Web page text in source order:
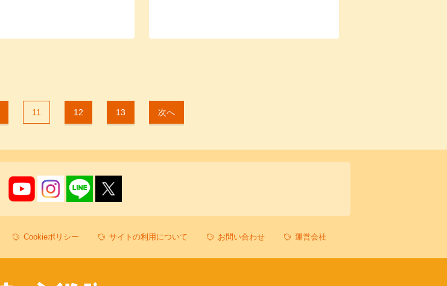
11 12 13 次へ
Cookieポリシー サイトの利用について お問い合わせ 運営会社